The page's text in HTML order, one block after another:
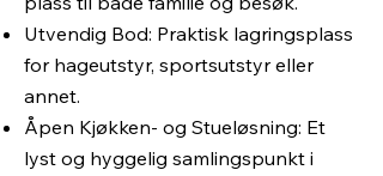
Utvendig Bod: Praktisk lagringsplass
for hageutstyr, sportsutstyr eller
annet.
Åpen Kjøkken- og Stueløsning: Et
lyst og hyggelig samlingspunkt i